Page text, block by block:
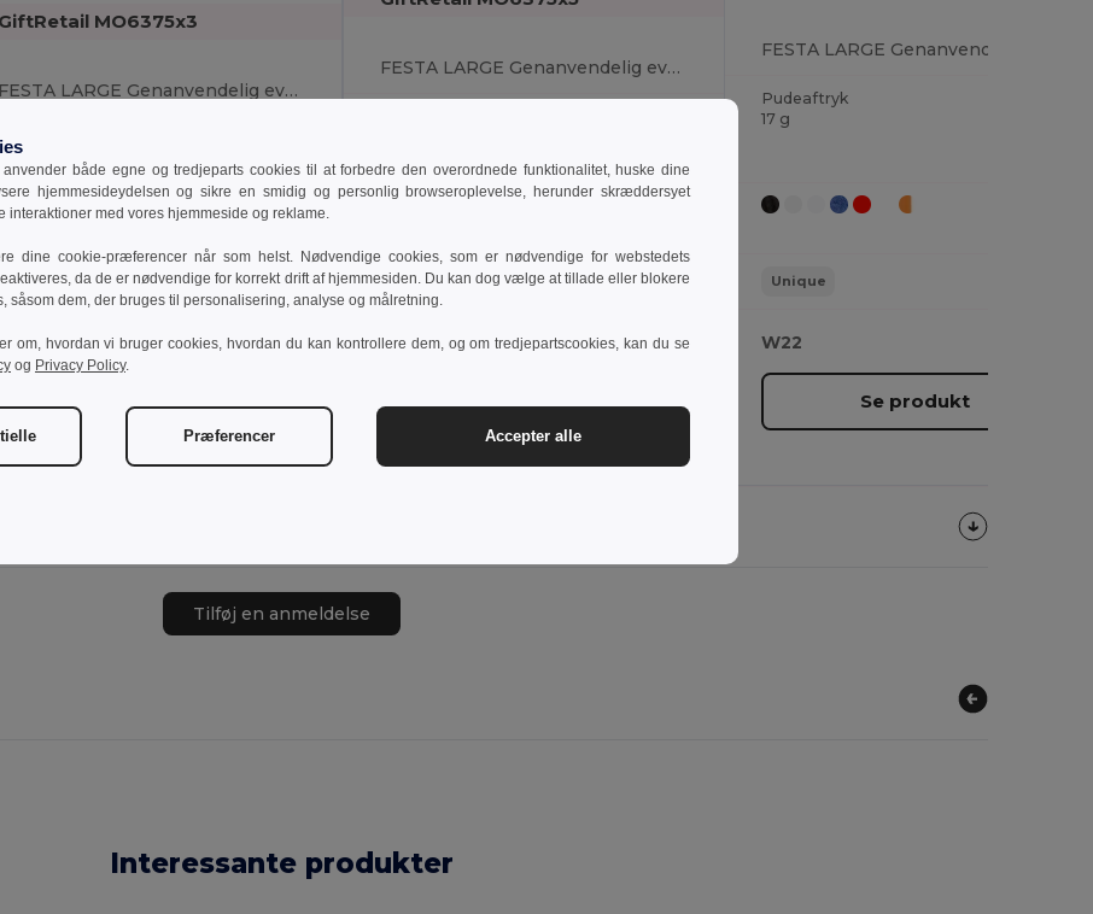
GiftRetail MO6375x3
FESTA LARGE Genanvendelig eventkop 300ml
Pudeaftryk
Unique
Se produkt
FESTA LARGE Genanvendelig eventkop 300ml
Unique
W22
Se produkt
Pudeaftryk
17 g
Unique
W22
Se produkt
Tilføj en anmeldelse
Interessante produkter
anvender både egne og tredjeparts cookies til at forbedre den overordnede funktionalitet, huske dine
hjemmesideydelsen og sikre en smidig og personlig browseroplevelse, herunder skræddersyet
interaktioner med vores hjemmeside og reklame.
dine cookie-præferencer når som helst. Nødvendige cookies, som er nødvendige for webstedets
da de er nødvendige for korrekt drift af hjemmesiden. Du kan dog vælge at tillade eller blokere
såsom dem, der bruges til personalisering, analyse og målretning.
om, hvordan vi bruger cookies, hvordan du kan kontrollere dem, og om tredjepartscookies, kan du se
og Privacy Policy.
Præferencer Accepter alle